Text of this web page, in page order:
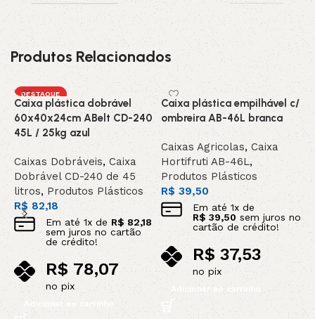
Produtos Relacionados
DESTAQUE
Caixa plástica dobrável
60x40x24cm ABelt CD-240
45L / 25kg azul
Caixas Dobráveis,Caixa
Dobrável CD-240 de 45
litros, Produtos Plásticos
R$82,18
Em até 1x deR$82,18
sem juros no cartão
de crédito!
R$78,07
no pix
Adicionar ao carrinho
Caixa plástica empilhável c/
ombreira AB-46L branca
Caixas Agricolas, Caixa
Hortifruti AB-46L,
Produtos Plásticos
R$ 39,50
Em até1x de
R$39,50 sem juros no
cartão de crédito!
R$ 37,53
no pix
Adicionar ao carrinho